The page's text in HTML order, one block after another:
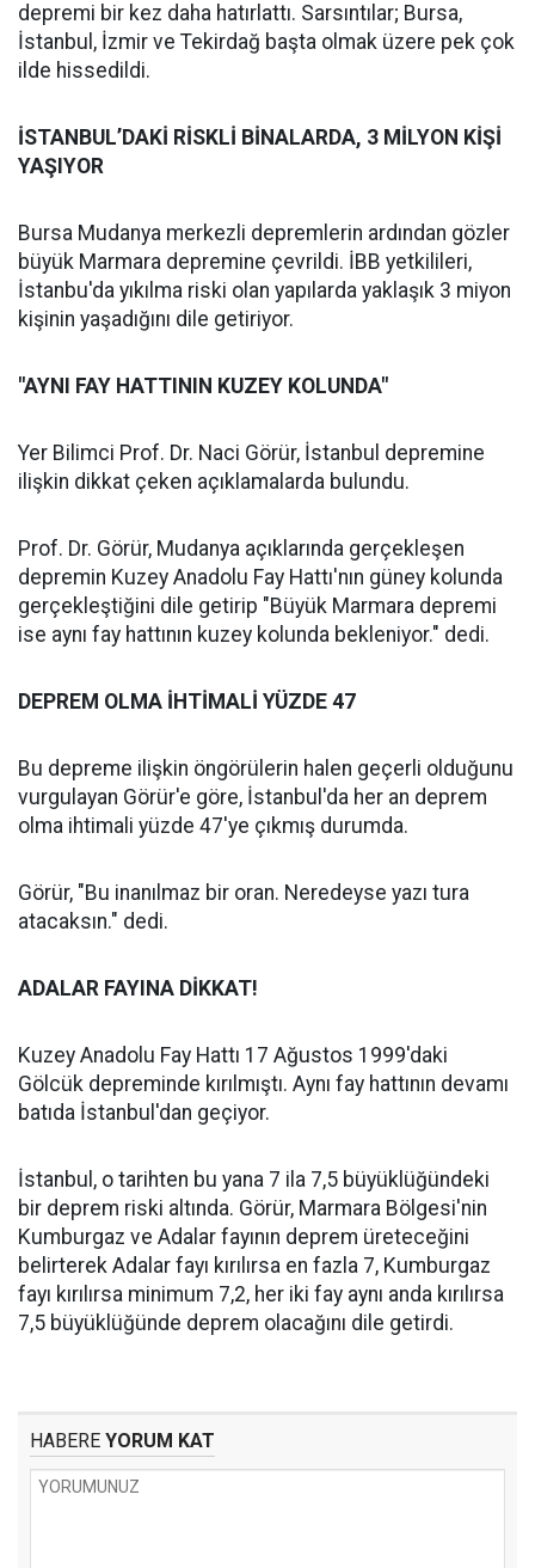
depremi bir kez daha hatırlattı. Sarsıntılar; Bursa,
İstanbul, İzmir ve Tekirdağ başta olmak üzere pek çok
ilde hissedildi.
İSTANBUL’DAKİ RİSKLİ BİNALARDA, 3 MİLYON KİŞİ
YAŞIYOR
Bursa Mudanya merkezli depremlerin ardından gözler
büyük Marmara depremine çevrildi. İBB yetkilileri,
İstanbu'da yıkılma riski olan yapılarda yaklaşık 3 miyon
kişinin yaşadığını dile getiriyor.
"AYNI FAY HATTININ KUZEY KOLUNDA"
Yer Bilimci Prof. Dr. Naci Görür, İstanbul depremine
ilişkin dikkat çeken açıklamalarda bulundu.
Prof. Dr. Görür, Mudanya açıklarında gerçekleşen
depremin Kuzey Anadolu Fay Hattı'nın güney kolunda
gerçekleştiğini dile getirip "Büyük Marmara depremi
ise aynı fay hattının kuzey kolunda bekleniyor." dedi.
DEPREM OLMA İHTİMALİ YÜZDE 47
Bu depreme ilişkin öngörülerin halen geçerli olduğunu
vurgulayan Görür'e göre, İstanbul'da her an deprem
olma ihtimali yüzde 47'ye çıkmış durumda.
Görür, "Bu inanılmaz bir oran. Neredeyse yazı tura
atacaksın." dedi.
ADALAR FAYINA DİKKAT!
Kuzey Anadolu Fay Hattı 17 Ağustos 1999'daki
Gölcük depreminde kırılmıştı. Aynı fay hattının devamı
batıda İstanbul'dan geçiyor.
İstanbul, o tarihten bu yana 7 ila 7,5 büyüklüğündeki
bir deprem riski altında. Görür, Marmara Bölgesi'nin
Kumburgaz ve Adalar fayının deprem üreteceğini
belirterek Adalar fayı kırılırsa en fazla 7, Kumburgaz
fayı kırılırsa minimum 7,2, her iki fay aynı anda kırılırsa
7,5 büyüklüğünde deprem olacağını dile getirdi.
HABERE YORUM KAT